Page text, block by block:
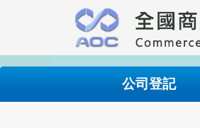
要
內
公司登記